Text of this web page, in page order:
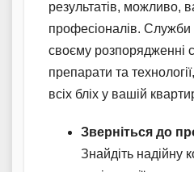
результатів, можливо,
професіоналів. Служби
своєму розпорядженні
препарати та
всіх бліх у вашій
Зверніться до
Знайдіть надійну